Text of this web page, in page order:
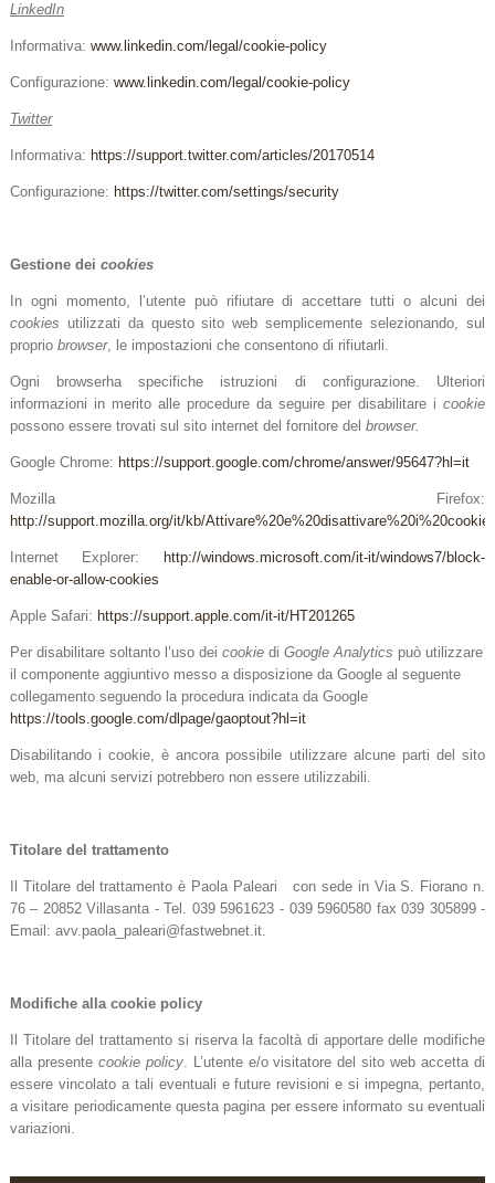
LinkedIn
Informativa: www.linkedin.com/legal/cookie-policy
Configurazione: www.linkedin.com/legal/cookie-policy
Twitter
Informativa: https://support.twitter.com/articles/20170514
Configurazione: https://twitter.com/settings/security
Gestione dei cookies
In ogni momento, l’utente può rifiutare di accettare tutti o alcuni dei
cookies utilizzati da questo sito web semplicemente selezionando, sul
proprio browser, le impostazioni che consentono di rifiutarli.
Ogni browserha specifiche istruzioni di configurazione. Ulteriori
informazioni in merito alle procedure da seguire per disabilitare icookie
possono essere trovati sul sito internet del fornitore del browser.
Google Chrome: https://support.google.com/chrome/answer/95647?hl=it
Mozilla Firefox:
http://support.mozilla.org/it/kb/Attivare%20e%20disattivare%20i%20cookie
Internet Explorer:
http://windows.microsoft.com/it-it/windows7/block-
enable-or-allow-cookies
Apple Safari: https://support.apple.com/it-it/HT201265
Per disabilitare soltanto l’uso dei cookie di Google Analytics può utilizzare
il componente aggiuntivo messo a disposizione da Google al seguente
collegamento seguendo la procedura indicata da Google
https://tools.google.com/dlpage/gaoptout?hl=it
Disabilitando i cookie, è ancora possibile utilizzare alcune parti del sito
web, ma alcuni servizi potrebbero non essere utilizzabili.
Titolare del trattamento
Il Titolare del trattamento è Paola Paleari con sede in Via S. Fiorano n.
76 – 20852 Villasanta - Tel. 039 5961623 - 039 5960580 fax 039 305899 -
Email: avv.paola_paleari@fastwebnet.it.
Modifiche alla cookie policy
Il Titolare del trattamento si riserva la facoltà di apportare delle modifiche
alla presente cookie policy. L’utente e/o visitatore del sito web accetta di
essere vincolato a tali eventuali e future revisioni e si impegna, pertanto,
a visitare periodicamente questa pagina per essere informato su eventuali
variazioni.